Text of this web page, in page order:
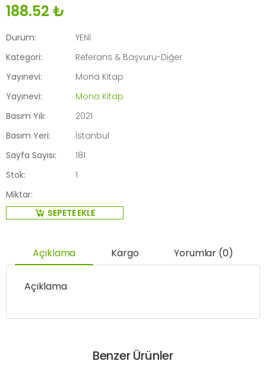
188.52 ₺
Durum:
YENİ
Kategori:
Referans & Başvuru-Diğer
Yayınevi:
Mona Kitap
Yayınevi:
Mona Kitap
Basım Yılı:
2021
Basım Yeri:
İstanbul
Sayfa Sayısı:
181
Stok:
1
Miktar:
SEPETE EKLE
Açıklama Kargo Yorumlar (0)
Açıklama
Benzer Ürünler